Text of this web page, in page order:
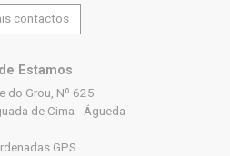
contactos
Estamos
do Grou, Nº 625
de Cima - Águeda
GPS